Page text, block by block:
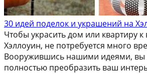
30 идей поделок и украшений на
Чтобы украсить дом или квартиру к
Хэллоуин, не потребуется много
Вооружившись нашими идеями, вы
полностью преобразить ваш